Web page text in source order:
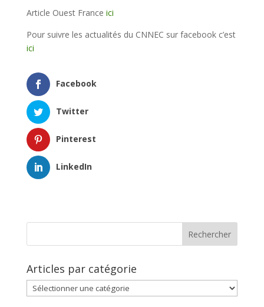
Article Ouest France ici
Pour suivre les actualités du CNNEC sur facebook c’est
ici
Facebook
Twitter
Pinterest
LinkedIn
Articles par catégorie
Articles
par